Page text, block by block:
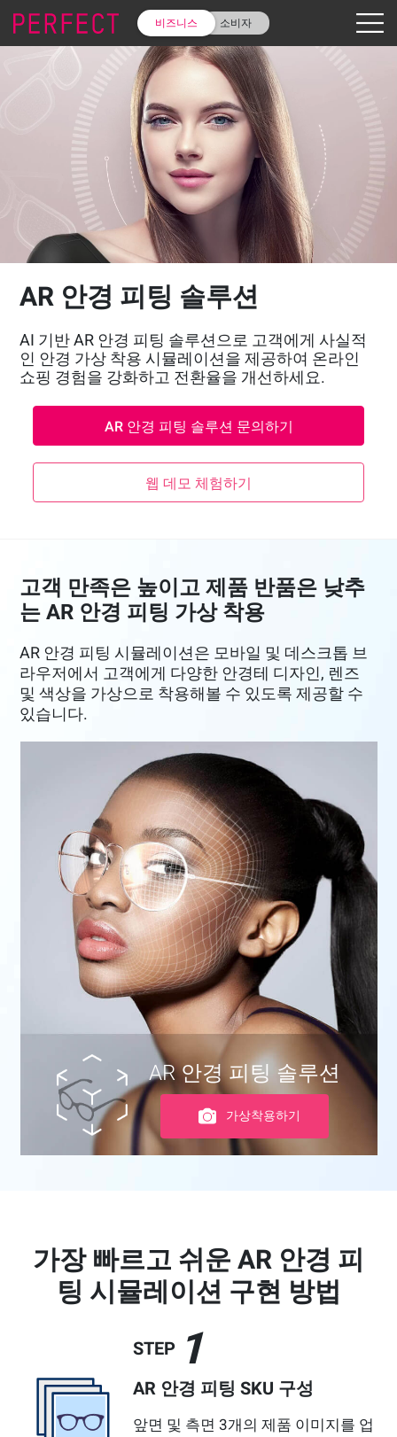
비즈니스 소비자
AR 안경 피팅 솔루션
AI 기반 AR 안경 피팅 솔루션으로 고객에게 사실적
인 안경 가상 착용 시뮬레이션을 제공하여 온라인
쇼핑 경험을 강화하고 전환율을 개선하세요.
AR 안경 피팅 솔루션 문의하기
웹 데모 체험하기
AR 안경 피팅 솔루션
가상착용하기
고객 만족은 높이고 제품 반품은 낮추
는 AR 안경 피팅 가상 착용
AR 안경 피팅 시뮬레이션은 모바일 및 데스크톱 브
라우저에서 고객에게 다양한 안경테 디자인, 렌즈
및 색상을 가상으로 착용해볼 수 있도록 제공할 수
있습니다.
가장 빠르고 쉬운 AR 안경 피
팅 시뮬레이션 구현 방법
STEP 1
AR 안경 피팅 SKU 구성
앞면 및 측면 3개의 제품 이미지를 업